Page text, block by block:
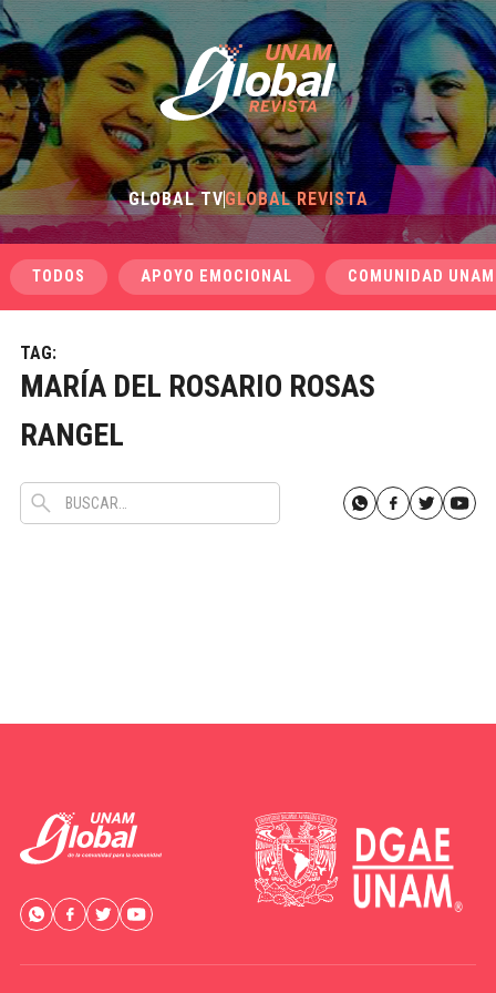
GLOBAL TVGLOBAL REVISTA
TODOS APOYO EMOCIONAL COMUNIDAD UNAM
TAG:
MARÍA DEL ROSARIO ROSAS
RANGEL